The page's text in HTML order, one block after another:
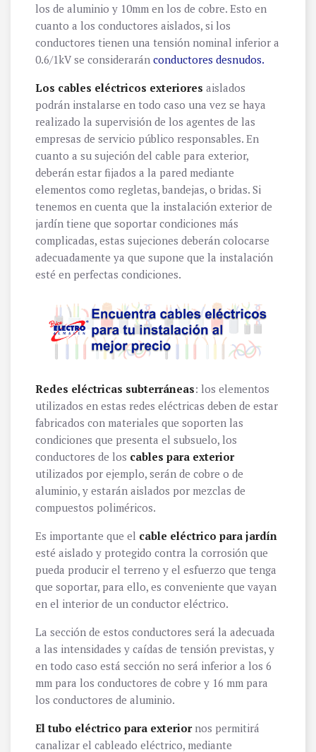
los de aluminio y 10mm en los de cobre. Esto en
cuanto a los conductores aislados, si los
conductores tienen una tensión nominal inferior a
0.6/1kV se considerarán conductores desnudos.
Los cables eléctricos exteriores aislados
podrán instalarse en todo caso una vez se haya
realizado la supervisión de los agentes de las
empresas de servicio público responsables. En
cuanto a su sujeción del cable para exterior,
deberán estar fijados a la pared mediante
elementos como regletas, bandejas, o bridas. Si
tenemos en cuenta que la instalación exterior de
jardín tiene que soportar condiciones más
complicadas, estas sujeciones deberán colocarse
adecuadamente ya que supone que la instalación
esté en perfectas condiciones.
Redes eléctricas subterráneas: los elementos
utilizados en estas redes eléctricas deben de estar
fabricados con materiales que soporten las
condiciones que presenta el subsuelo, los
conductores de los cables para exterior
utilizados por ejemplo, serán de cobre o de
aluminio, y estarán aislados por mezclas de
compuestos poliméricos.
Es importante que el cable eléctrico para jardín
esté aislado y protegido contra la corrosión que
pueda producir el terreno y el esfuerzo que tenga
que soportar, para ello, es conveniente que vayan
en el interior de un conductor eléctrico.
La sección de estos conductores será la adecuada
a las intensidades y caídas de tensión previstas, y
en todo caso está sección no será inferior a los 6
mm para los conductores de cobre y 16 mm para
los conductores de aluminio.
El tubo eléctrico para exteriornos permitirá
canalizar el cableado eléctrico, mediante